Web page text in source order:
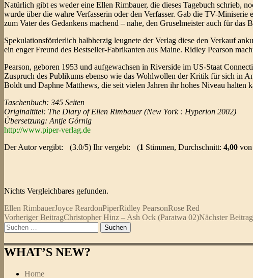
Natürlich gibt es weder eine Ellen Rimbauer, die dieses Tagebuch schrieb,
wurde über die wahre Verfasserin oder den Verfasser. Gab die TV-
zum Vater des Gedankens machend – nahe, den Gruselmeister auch für
Spekulationsförderlich halbherzig leugnete der Verlag diese den Verkauf
ein enger Freund des Bestseller-Fabrikanten aus Maine. Ridley Pearson
Pearson, geboren 1953 und aufgewachsen in Riverside im US-Staat
Zuspruch des Publikums ebenso wie das Wohlwollen der Kritik für sich in
Boldt und Daphne Matthews, die seit vielen Jahren ihr hohes Niveau halten
Taschenbuch: 345 Seiten
Originaltitel: The Diary of Ellen Rimbauer (New York : Hyperion 2002)
Übersetzung: Antje Görnig
http://www.piper-verlag.de
Der Autor vergibt:
(3.0/5) Ihr vergebt: (1 Stimmen, Durchschnitt: 4,00
Nichts Vergleichbares gefunden.
Ellen RimbauerJoyce ReardonPiperRidley PearsonRose Red
Beitragsnavigation
Vorheriger BeitragChristopher Hinz – Ash Ock (Paratwa 02)Nächster Beitrag
Suchen
nach:
WHAT’S NEW?
Home